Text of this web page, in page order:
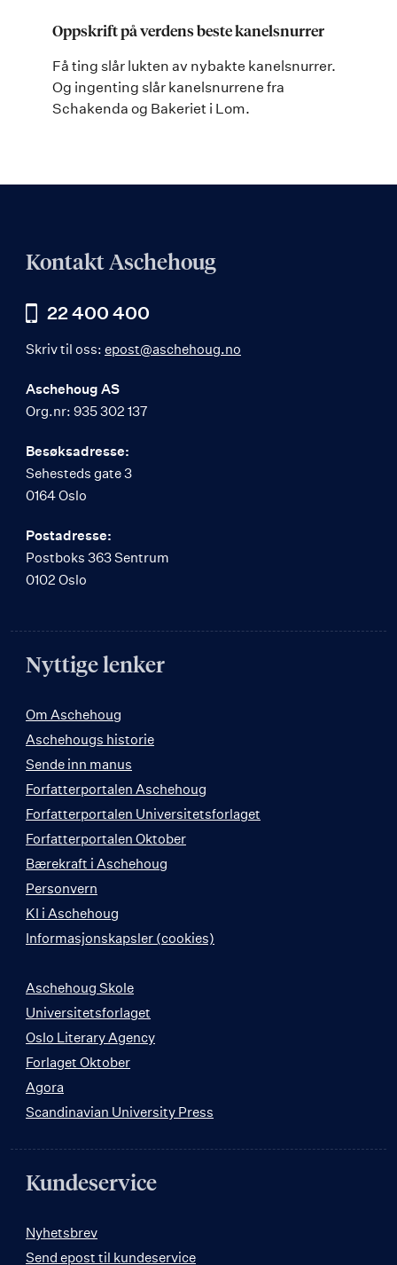
Oppskrift på verdens beste kanelsnurrer
Få ting slår lukten av nybakte kanelsnurrer.
Og ingenting slår kanelsnurrene fra
Schakenda og Bakeriet i Lom.
Kontakt Aschehoug
22 400 400
Skriv til oss: epost@aschehoug.no
Aschehoug AS
Org.nr: 935 302 137
Besøksadresse:
Sehesteds gate 3
0164 Oslo
Postadresse:
Postboks 363 Sentrum
0102 Oslo
Nyttige lenker
Om Aschehoug
Aschehougs historie
Sende inn manus
Forfatterportalen Aschehoug
Forfatterportalen Universitetsforlaget
Forfatterportalen Oktober
Bærekraft i Aschehoug
Personvern
KI i Aschehoug
Informasjonskapsler (cookies)
Aschehoug Skole
Universitetsforlaget
Oslo Literary Agency
Forlaget Oktober
Agora
Scandinavian University Press
Kundeservice
Nyhetsbrev
Send epost til kundeservice